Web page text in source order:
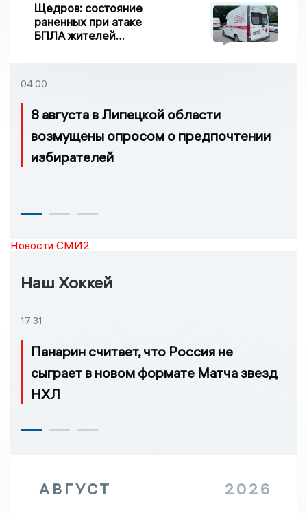
Щедров: состояние
раненных при атаке
БПЛА жителей
04:00
8 августа в Липецкой области
возмущены опросом о предпочтении
избирателей
Новости СМИ2
Наш Хоккей
17:31
Панарин считает, что Россия не
сыграет в новом формате Матча звезд
НХЛ
АВГУСТ 2026